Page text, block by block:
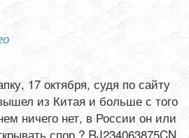
17 октября, судя по сайту
из Китая и больше с того
ничего нет, в России он или
спор ? RJ234063875CN